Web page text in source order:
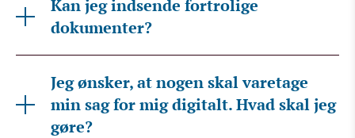
Kan jeg indsende fortrolige
dokumenter?
Jeg ønsker, at nogen skal varetage
min sag for mig digitalt. Hvad skal jeg
gøre?